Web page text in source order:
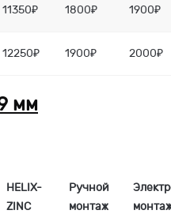
11350₽ 1800₽ 1900₽
12250₽ 1900₽ 2000₽
мм
HELIX-
ZINC
Ручной
монтаж